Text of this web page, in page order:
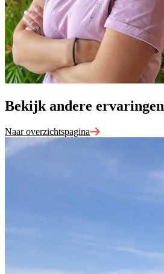
Bekijk andere ervaringen
Naar overzichtspagina